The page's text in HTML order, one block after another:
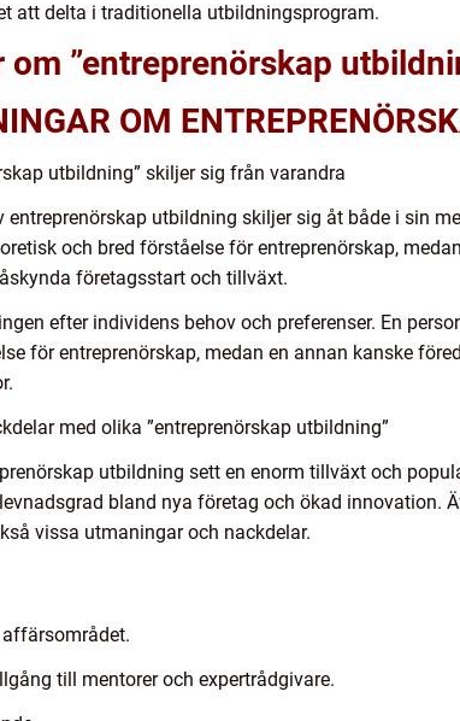
att delta i traditionella utbildningsprogram.
”entreprenörskap
OM
utbildning” skiljer sig från varandra
utbildning skiljer sig åt både i sin
och bred förståelse för entreprenörskap,
företagsstart och tillväxt.
efter individens behov och preferenser. En
för entreprenörskap, medan en annan kanske
med olika ”entreprenörskap utbildning”
utbildning sett en enorm tillväxt och
bland nya företag och ökad innovation.
vissa utmaningar och nackdelar.
till mentorer och expertrådgivare.